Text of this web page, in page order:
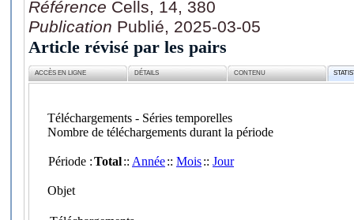
Référence Cells, 14, 380
Publication Publié, 2025-03-05
Article révisé par les pairs
ACCÈS EN LIGNE DÉTAILS CONTENU